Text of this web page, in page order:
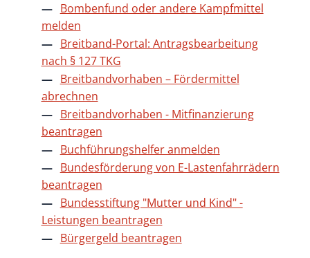
Bombenfund oder andere Kampfmittel
melden
Breitband-Portal: Antragsbearbeitung
nach § 127 TKG
Breitbandvorhaben – Fördermittel
abrechnen
Breitbandvorhaben - Mitfinanzierung
beantragen
Buchführungshelfer anmelden
Bundesförderung von E-Lastenfahrrädern
beantragen
Bundesstiftung "Mutter und Kind" -
Leistungen beantragen
Bürgergeld beantragen